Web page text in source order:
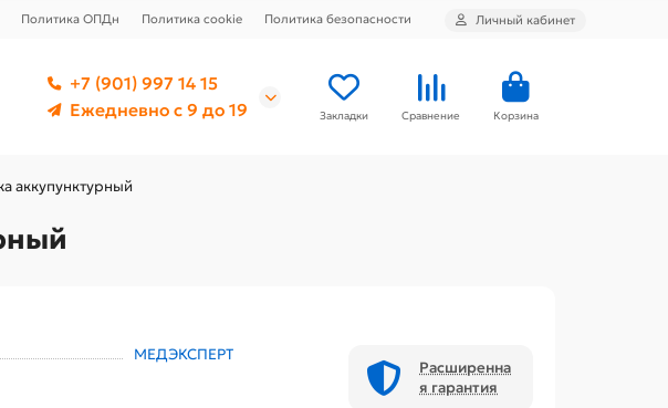
Политика ОПДн Политика cookie Политика безопасности Личный кабинет
+7 (901) 997 14 15
Ежедневно с 9 до 19
Закладки Сравнение Корзина
аккупунктурный
МЕДЭКСПЕРТ
Расширенна
я гарантия